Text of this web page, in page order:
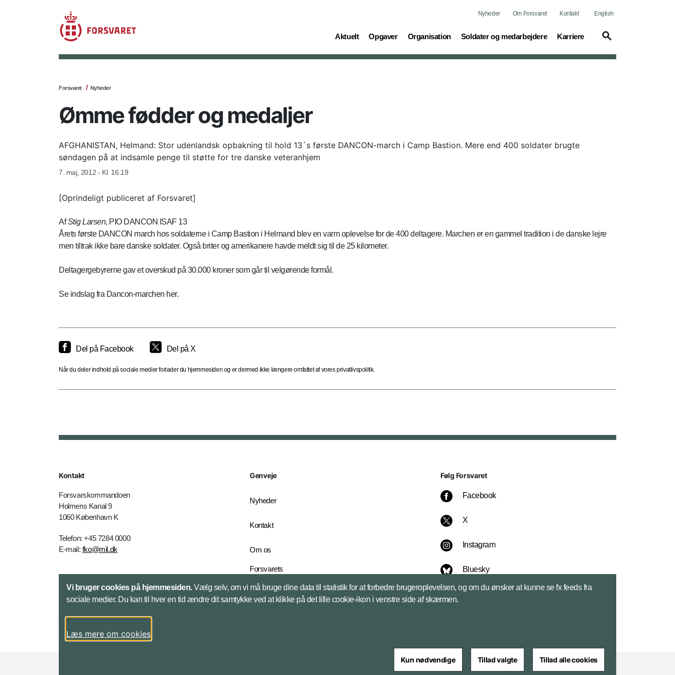
Nyheder Om Forsvaret Kontakt English
Aktuelt
(current) Opgaver
(current) Organisation
(current) Soldater og medarbejdere
(current) Karriere
(current)
Forsvaret Nyheder
Ømme fødder og medaljer
AFGHANISTAN, Helmand: Stor udenlandsk opbakning til hold 13´s første DANCON-march i Camp Bastion. Mere end 400 soldater brugte
søndagen på at indsamle penge til støtte for tre danske veteranhjem
7. maj, 2012 - Kl. 16.19
[Oprindeligt publiceret af Forsvaret]
AfStig Larsen, PIO DANCON ISAF 13
Årets første DANCON march hos soldaterne i Camp Bastion i Helmand blev en varm oplevelse for de 400 deltagere. Marchen er en gammel tradition i de danske lejre
men tiltrak ikke bare danske soldater. Også briter og amerikanere havde meldt sig til de 25 kilometer.
Deltagergebyrerne gav et overskud på 30.000 kroner som går til velgørende formål.
Se indslag fra Dancon-marchen her.
Del på Facebook Del på X
Når du deler indhold på sociale medier forlader du hjemmesiden og er dermed ikke længere omfattet af vores privatlivspolitik.
Kontakt
Forsvarskommandoen
Holmens Kanal 9
1060 København K
Telefon: +45 7284 0000
E-mail: fko@mil.dk
Kontakt
Genveje
Nyheder
Kontakt
Om os
Forsvarets
English Edition
Følg Forsvaret
Facebook
X
Instagram
Bluesky
LinkedIn
Vi bruger cookies på hjemmesiden.Vælg selv, om vi må bruge dine data til statistik for at forbedre brugeroplevelsen, og om du ønsker at kunne se fx feeds fra
sociale medier. Du kan til hver en tid ændre dit samtykke ved at klikke på det lille cookie-ikon i venstre side af skærmen.
Læs mere om cookies
Kun nødvendige Tillad valgte Tillad alle cookies